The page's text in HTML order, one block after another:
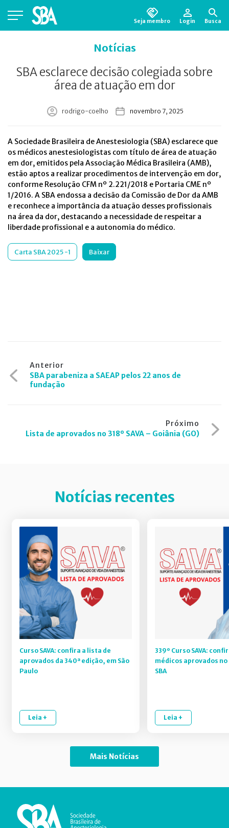
Seja membro Login Busca
Notícias
SBA esclarece decisão colegiada sobre
área de atuação em dor
rodrigo-coelho novembro 7, 2025
A Sociedade Brasileira de Anestesiologia (SBA) esclarece que
os médicos anestesiologistas com título de área de atuação
em dor, emitidos pela Associação Médica Brasileira (AMB),
estão aptos a realizar procedimentos de intervenção em dor,
conforme Resolução CFM nº 2.221/2018 e Portaria CME nº
1/2016. A SBA endossa a decisão da Comissão de Dor da AMB
e reconhece a importância da atuação desses profissionais
na área da dor, destacando a necessidade de respeitar a
liberdade profissional e a autonomia do médico.
Carta SBA 2025 -1 Baixar
Navegação
de
Anterior
SBA parabeniza a SAEAP pelos 22 anos de
fundação
Próximo
Lista de aprovados no 318º SAVA – Goiânia (GO)
Notícias recentes
Curso SAVA: confira a lista de
aprovados da 340ª edição, em São
Paulo
Leia +
339º Curso SAVA:
médicos aprovados
SBA
Leia +
Mais Notícias